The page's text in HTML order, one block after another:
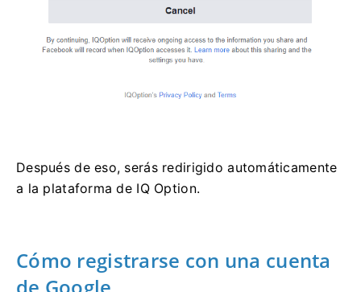
Después de eso, serás redirigido automáticamente
a la plataforma de IQ Option.
Cómo registrarse con una cuenta